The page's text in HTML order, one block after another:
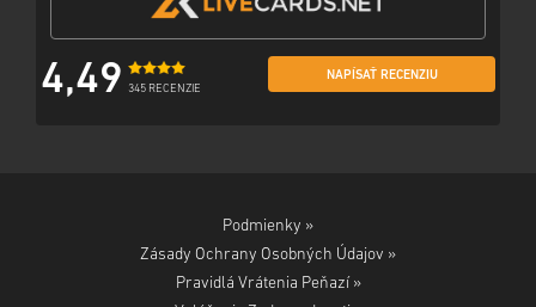
4,49 345 RECENZIE
NAPÍSAŤ RECENZIU
Podmienky »
Zásady Ochrany Osobných Údajov »
Pravidlá Vrátenia Peňazí »